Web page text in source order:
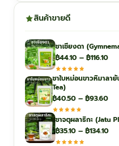
สินค้าขายดี
ชาเชียงดา
฿44.10 – ฿116.10
฿
฿
ชาใบหม่อนขาวหิมาล
Tea)
฿40.50 – ฿93.60
฿
ชาจตุผลาธิกะ (Jatu
฿35.10 – ฿134.10